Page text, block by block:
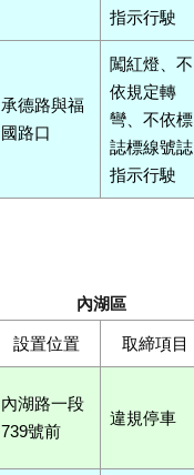
指示行駛
承德路與福
國路口
闖紅燈、不
依規定轉
彎、不依標
誌標線號誌
指示行駛
內湖區
設置位置 取締項目
內湖路一段
739號前
違規停車